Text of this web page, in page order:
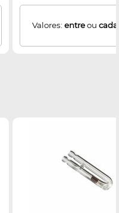
Valores: entreou